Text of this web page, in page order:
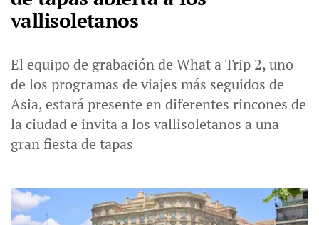
vallisoletanos
El equipo de grabación de What a Trip 2, uno
de los programas de viajes más seguidos de
Asia, estará presente en diferentes rincones de
la ciudad e invita a los vallisoletanos a una
gran fiesta de tapas